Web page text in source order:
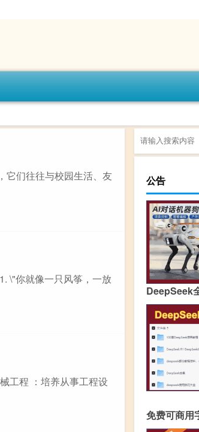
它们往往与校园生活、友
\"你就像一只风筝，一放
工程 ：培养从事工程设
公告
DeepSeek
免费可商用